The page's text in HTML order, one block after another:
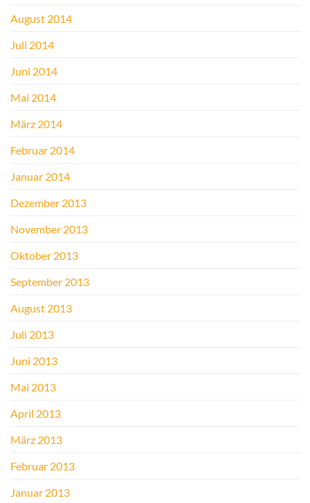
August 2014
Juli 2014
Juni 2014
Mai 2014
März 2014
Februar 2014
Januar 2014
Dezember 2013
November 2013
Oktober 2013
September 2013
August 2013
Juli 2013
Juni 2013
Mai 2013
April 2013
März 2013
Februar 2013
Januar 2013